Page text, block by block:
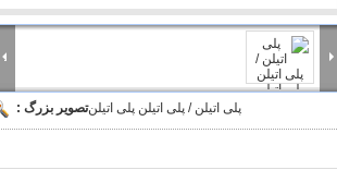
تصویر بزرگ :پلی اتیلن / پلی اتیلن پلی اتیلن